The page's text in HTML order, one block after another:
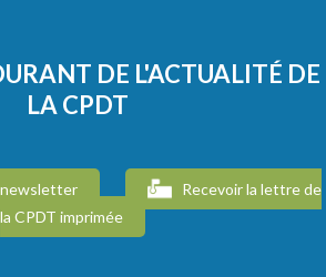
DE L'ACTUALITÉ DE
LA CPDT
newsletter
Recevoir la lettre de
la CPDT imprimée